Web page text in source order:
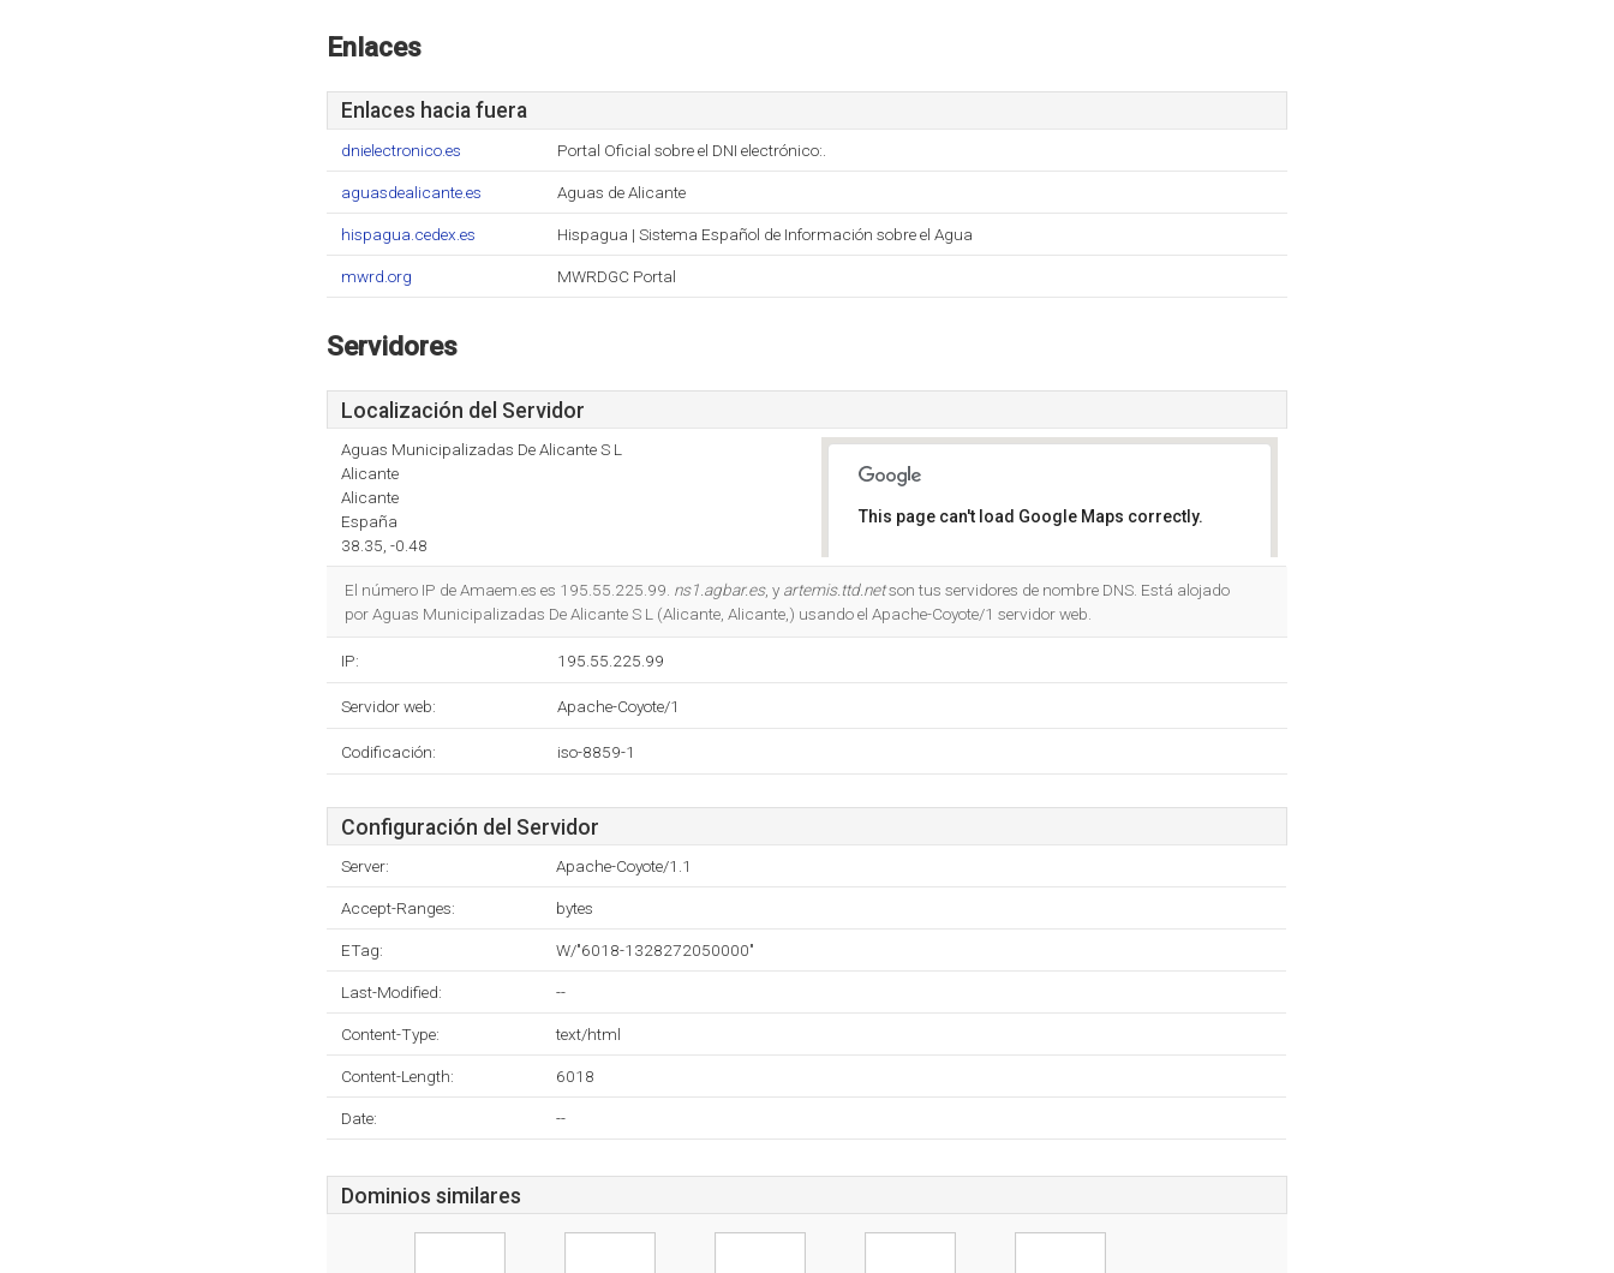
Enlaces
Enlaces hacia fuera
dnielectronico.es Portal Oficial sobre el DNI electrónico:.
aguasdealicante.es Aguas de Alicante
hispagua.cedex.es Hispagua | Sistema Español de Información sobre el Agua
mwrd.org MWRDGC Portal
Servidores
Localización del Servidor
Aguas Municipalizadas De Alicante S L
Alicante
Alicante
España
38.35, -0.48
This page can't load Google Maps correctly.
El número IP de Amaem.es es 195.55.225.99. ns1.agbar.es, y artemis.ttd.netson tus servidores de nombre DNS. Está alojado
por Aguas Municipalizadas De Alicante S L (Alicante, Alicante,) usando el Apache-Coyote/1 servidor web.
IP: 195.55.225.99
Servidor web: Apache-Coyote/1
Codificación: iso-8859-1
Configuración del Servidor
Server: Apache-Coyote/1.1
Accept-Ranges: bytes
ETag: W/"6018-1328272050000"
Last-Modified: --
Content-Type: text/html
Content-Length: 6018
Date: --
Dominios similares